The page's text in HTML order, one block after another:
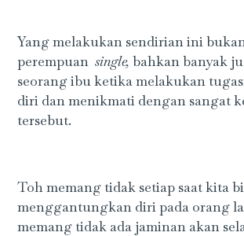
Yang melakukan sendirian ini
perempuan single,bahkan banyak
seorang ibu ketika melakukan
diri dan menikmati dengan sangat
tersebut.
Toh memang tidak setiap saat kita
menggantungkan diri pada orang
memang tidak ada jaminan akan